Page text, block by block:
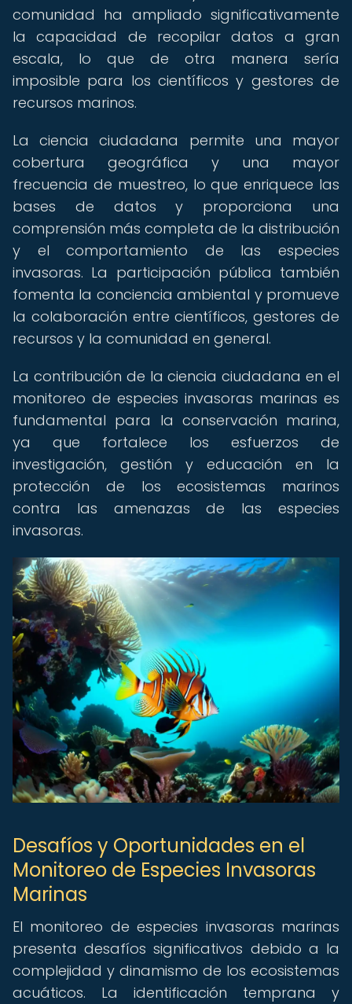
comunidad ha ampliado significativamente
la capacidad de recopilar datos a gran
escala, lo que de otra manera sería
imposible para los científicos y gestores de
recursos marinos.
La ciencia ciudadana permite una mayor
cobertura geográfica y una mayor
frecuencia de muestreo, lo que enriquece las
bases de datos y proporciona una
comprensión más completa de la distribución
y el comportamiento de las especies
invasoras. La participación pública también
fomenta la conciencia ambiental y promueve
la colaboración entre científicos, gestores de
recursos y la comunidad en general.
La contribución de la ciencia ciudadana en el
monitoreo de especies invasoras marinas es
fundamental para la conservación marina,
ya que fortalece los esfuerzos de
investigación, gestión y educación en la
protección de los ecosistemas marinos
contra las amenazas de las especies
invasoras.
Desafíos y Oportunidades en el
Monitoreo de Especies Invasoras
Marinas
El monitoreo de especies invasoras marinas
presenta desafíos significativos debido a la
complejidad y dinamismo de los ecosistemas
acuáticos. La identificación temprana y